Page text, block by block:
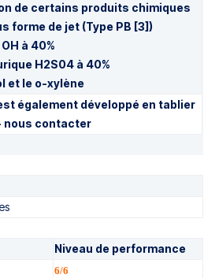
de certains produits chimiques
forme de jet (Type PB [3])
à 40%
H2S04 à 40%
et le o-xylène
également développé en tablier
nous contacter
Niveau de performance
6/6